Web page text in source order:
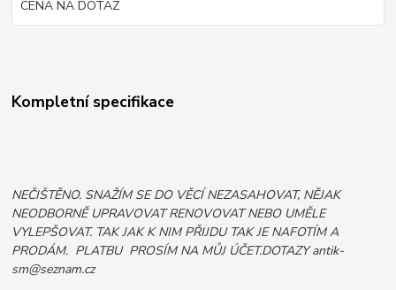
CENA NA DOTAZ
Kompletní specifikace
NEČIŠTĚNO. SNAŽÍM SE DO VĚCÍ NEZASAHOVAT, NĚJAK
NEODBORNĚ UPRAVOVAT RENOVOVAT NEBO UMĚLE
VYLEPŠOVAT. TAK JAK K NIM PŘIJDU TAK JE NAFOTÍM A
PRODÁM. PLATBU PROSÍM NA MŮJ ÚČET.DOTAZY antik-
sm@seznam.cz